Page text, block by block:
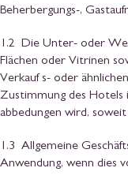
Beherbergungs-,
1.2 Die Unter- oder
Flächen oder Vitrinen
Verkauf s- oder
Zustimmung des Hotels
abbedungen wird,
1.3 Allgemeine
Anwendung, wenn dies